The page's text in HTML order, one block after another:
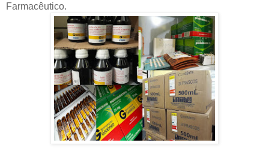
Farmacêutico.